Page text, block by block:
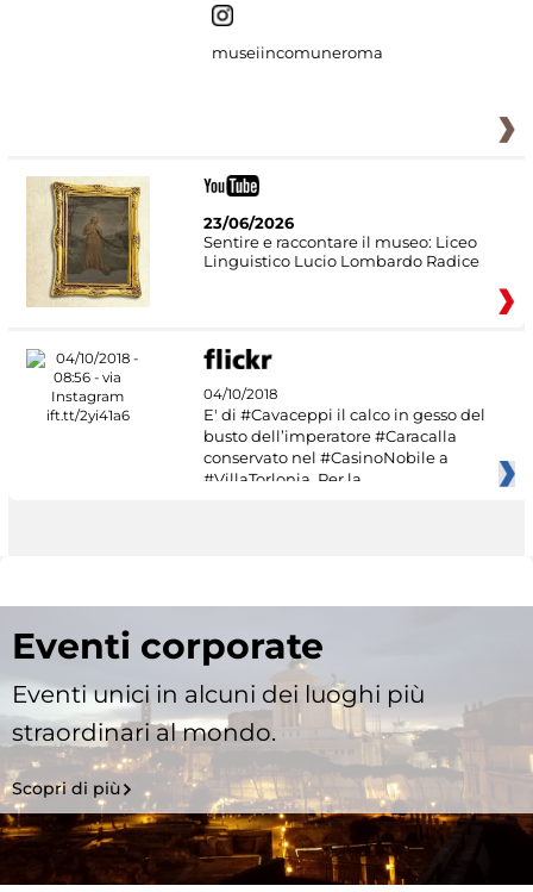
museiincomuneroma
23/06/2026
Sentire e raccontare il museo: Liceo
Linguistico Lucio Lombardo Radice
04/10/2018
E' di #Cavaceppi il calco in gesso del
busto dell’imperatore #Caracalla
conservato nel #CasinoNobile a
#VillaTorlonia. Per la
Eventi corporate
Eventi unici in alcuni dei luoghi più
straordinari al mondo.
Scopri di più